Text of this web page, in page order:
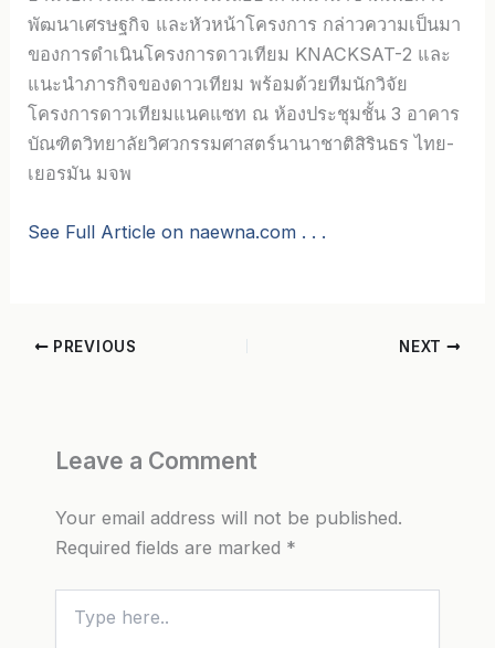
พัฒนาเศรษฐกิจ และหัวหน้าโครงการ กล่าวความเป็นมา
ของการดำเนินโครงการดาวเทียม KNACKSAT-2 และ
แนะนำภารกิจของดาวเทียม พร้อมด้วยทีมนักวิจัย
โครงการดาวเทียมแนคแซท ณ ห้องประชุมชั้น 3 อาคาร
บัณฑิตวิทยาลัยวิศวกรรมศาสตร์นานาชาติสิรินธร ไทย-
เยอรมัน มจพ
See Full Article on naewna.com . . .
PREVIOUS NEXT
Leave a Comment
Your email address will not be published.
Required fields are marked *
here..